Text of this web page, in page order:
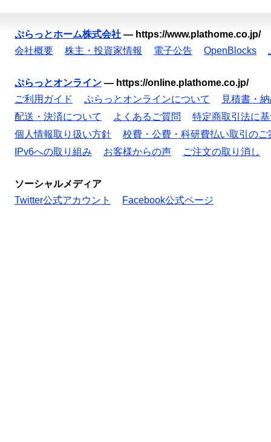
ぷらっとホーム株式会社 — https://www.plathome.co.jp/
会社概要
株主・投資家情報 電子公告 OpenBlocks
ぷらっとオンライン — https://online.plathome.co.jp/
ご利用ガイド
ぷらっとオンラインについて
見積書・
配送・決済について
よくあるご質問
特定商取引法に
個人情報取り扱い方針
校費・公費・科研費払い取引のご
IPv6への取り組み
お客様からの声 ご注文の取り消し
ソーシャルメディア
Twitter公式アカウント
Facebook公式ページ